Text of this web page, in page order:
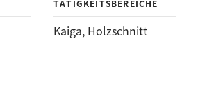
TÄTIGKEITSBEREICHE
Kaiga, Holzschnitt